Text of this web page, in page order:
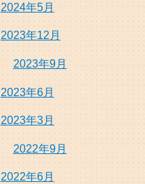
2024年5月
2023年12月
2023年9月
2023年6月
2023年3月
2022年9月
2022年6月